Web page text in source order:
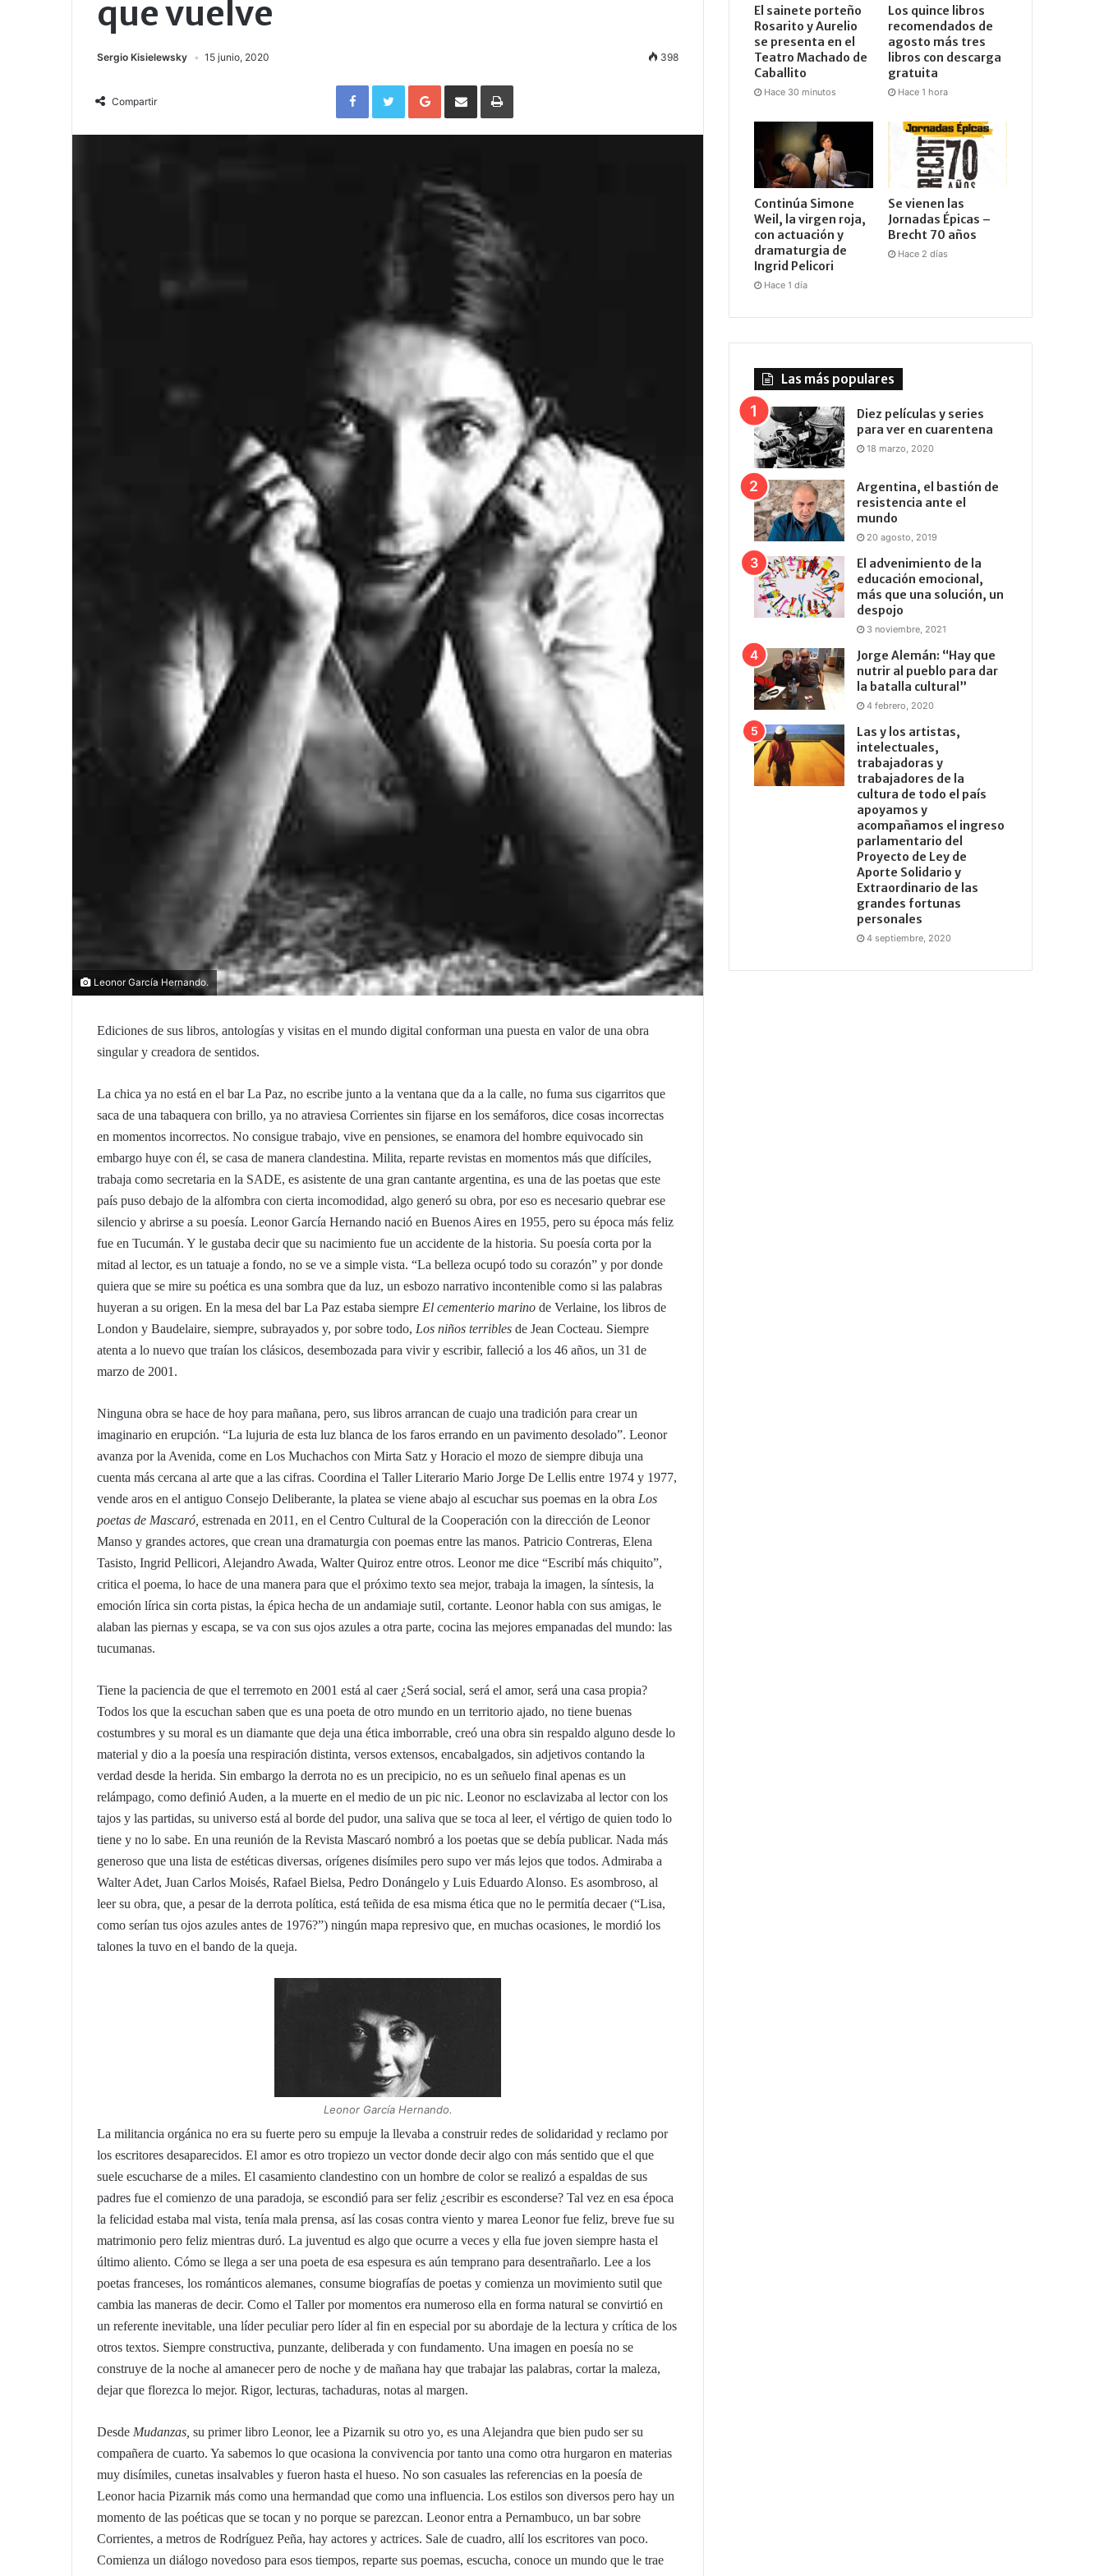
que vuelve
Sergio Kisielewsky 15 junio, 2020 398
Compartir
FacebookTwitterGoogle+Compartir por correo electrónicoImprimir
Leonor García Hernando.
Ediciones de sus libros, antologías y visitas en el mundo digital conforman una puesta en valor de una obra
singular y creadora de sentidos.
La chica ya no está en el bar La Paz, no escribe junto a la ventana que da a la calle, no fuma sus cigarritos que
saca de una tabaquera con brillo, ya no atraviesa Corrientes sin fijarse en los semáforos, dice cosas incorrectas
en momentos incorrectos. No consigue trabajo, vive en pensiones, se enamora del hombre equivocado sin
embargo huye con él, se casa de manera clandestina. Milita, reparte revistas en momentos más que difíciles,
trabaja como secretaria en la SADE, es asistente de una gran cantante argentina, es una de las poetas que este
país puso debajo de la alfombra con cierta incomodidad, algo generó su obra, por eso es necesario quebrar ese
silencio y abrirse a su poesía. Leonor García Hernando nació en Buenos Aires en 1955, pero su época más feliz
fue en Tucumán. Y le gustaba decir que su nacimiento fue un accidente de la historia. Su poesía corta por la
mitad al lector, es un tatuaje a fondo, no se ve a simple vista. “La belleza ocupó todo su corazón” y por donde
quiera que se mire su poética es una sombra que da luz, un esbozo narrativo incontenible como si las palabras
huyeran a su origen. En la mesa del bar La Paz estaba siempre El cementerio marino de Verlaine, los libros de
London y Baudelaire, siempre, subrayados y, por sobre todo, Los niños terribles de Jean Cocteau. Siempre
atenta a lo nuevo que traían los clásicos, desembozada para vivir y escribir, falleció a los 46 años, un 31 de
marzo de 2001.
Ninguna obra se hace de hoy para mañana, pero, sus libros arrancan de cuajo una tradición para crear un
imaginario en erupción. “La lujuria de esta luz blanca de los faros errando en un pavimento desolado”. Leonor
avanza por la Avenida, come en Los Muchachos con Mirta Satz y Horacio el mozo de siempre dibuja una
cuenta más cercana al arte que a las cifras. Coordina el Taller Literario Mario Jorge De Lellis entre 1974 y 1977,
vende aros en el antiguo Consejo Deliberante, la platea se viene abajo al escuchar sus poemas en la obra Los
poetas de Mascaró, estrenada en 2011, en el Centro Cultural de la Cooperación con la dirección de Leonor
Manso y grandes actores, que crean una dramaturgia con poemas entre las manos. Patricio Contreras, Elena
Tasisto, Ingrid Pellicori, Alejandro Awada, Walter Quiroz entre otros. Leonor me dice “Escribí más chiquito”,
critica el poema, lo hace de una manera para que el próximo texto sea mejor, trabaja la imagen, la síntesis, la
emoción lírica sin corta pistas, la épica hecha de un andamiaje sutil, cortante. Leonor habla con sus amigas, le
alaban las piernas y escapa, se va con sus ojos azules a otra parte, cocina las mejores empanadas del mundo: las
tucumanas.
Tiene la paciencia de que el terremoto en 2001 está al caer ¿Será social, será el amor, será una casa propia?
Todos los que la escuchan saben que es una poeta de otro mundo en un territorio ajado, no tiene buenas
costumbres y su moral es un diamante que deja una ética imborrable, creó una obra sin respaldo alguno desde lo
material y dio a la poesía una respiración distinta, versos extensos, encabalgados, sin adjetivos contando la
verdad desde la herida. Sin embargo la derrota no es un precipicio, no es un señuelo final apenas es un
relámpago, como definió Auden, a la muerte en el medio de un pic nic. Leonor no esclavizaba al lector con los
tajos y las partidas, su universo está al borde del pudor, una saliva que se toca al leer, el vértigo de quien todo lo
tiene y no lo sabe. En una reunión de la Revista Mascaró nombró a los poetas que se debía publicar. Nada más
generoso que una lista de estéticas diversas, orígenes disímiles pero supo ver más lejos que todos. Admiraba a
Walter Adet, Juan Carlos Moisés, Rafael Bielsa, Pedro Donángelo y Luis Eduardo Alonso. Es asombroso, al
leer su obra, que a pesar de la derrota política, está teñida de esa misma ética que no le permitía decaer (“Lisa,
como serían tus ojos azules antes de 1976?”) ningún mapa represivo que, en muchas ocasiones, le mordió los
talones la tuvo en el bando de la queja.
Leonor García Hernando.
La militancia orgánica no era su fuerte pero su empuje la llevaba a construir redes de solidaridad y reclamo por
los escritores desaparecidos. El amor es otro tropiezo un vector donde decir algo con más sentido que el que
suele escucharse de a miles. El casamiento clandestino con un hombre de color se realizó a espaldas de sus
padres fue el comienzo de una paradoja, se escondió para ser feliz ¿escribir es esconderse? Tal vez en esa época
la felicidad estaba mal vista, tenía mala prensa, así las cosas contra viento y marea Leonor fue feliz, breve fue su
matrimonio pero feliz mientras duró. La juventud es algo que ocurre a veces y ella fue joven siempre hasta el
último aliento. Cómo se llega a ser una poeta de esa espesura es aún temprano para desentrañarlo. Lee a los
poetas franceses, los románticos alemanes, consume biografías de poetas y comienza un movimiento sutil que
cambia las maneras de decir. Como el Taller por momentos era numeroso ella en forma natural se convirtió en
un referente inevitable, una líder peculiar pero líder al fin en especial por su abordaje de la lectura y crítica de los
otros textos. Siempre constructiva, punzante, deliberada y con fundamento. Una imagen en poesía no se
construye de la noche al amanecer pero de noche y de mañana hay que trabajar las palabras, cortar la maleza,
dejar que florezca lo mejor. Rigor, lecturas, tachaduras, notas al margen.
Desde Mudanzas, su primer libro Leonor, lee a Pizarnik su otro yo, es una Alejandra que bien pudo ser su
compañera de cuarto. Ya sabemos lo que ocasiona la convivencia por tanto una como otra hurgaron en materias
muy disímiles, cunetas insalvables y fueron hasta el hueso. No son casuales las referencias en la poesía de
Leonor hacia Pizarnik más como una hermandad que como una influencia. Los estilos son diversos pero hay un
momento de las poéticas que se tocan y no porque se parezcan. Leonor entra a Pernambuco, un bar sobre
Corrientes, a metros de Rodríguez Peña, hay actores y actrices. Sale de cuadro, allí los escritores van poco.
Comienza un diálogo novedoso para esos tiempos, reparte sus poemas, escucha, conoce un mundo que le trae
El sainete porteño
Rosarito y Aurelio
se presenta en el
Teatro Machado de
Caballito
Hace 30 minutos
Los quince libros
recomendados de
agosto más tres
libros con descarga
gratuita
Hace 1 hora
Continúa Simone
Weil, la virgen roja,
con actuación y
dramaturgia de
Ingrid Pelicori
Hace 1 día
Se vienen las
Jornadas Épicas –
Brecht 70 años
Hace 2 días
Las más populares
Diez películas y series
para ver en cuarentena
18 marzo, 2020
Argentina, el bastión de
resistencia ante el
mundo
20 agosto, 2019
El advenimiento de la
educación emocional,
más que una solución, un
despojo
3 noviembre, 2021
Jorge Alemán: “Hay que
nutrir al pueblo para dar
la batalla cultural”
4 febrero, 2020
Las y los artistas,
intelectuales,
trabajadoras y
trabajadores de la
cultura de todo el país
apoyamos y
acompañamos el ingreso
parlamentario del
Proyecto de Ley de
Aporte Solidario y
Extraordinario de las
grandes fortunas
personales
4 septiembre, 2020